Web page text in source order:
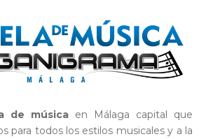
de música en Málaga capital que
para todos los estilos musicales y a la